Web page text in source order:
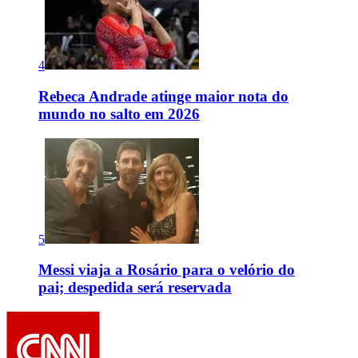
4
Rebeca Andrade atinge maior nota do
mundo no salto em 2026
5
Messi viaja a Rosário para o velório do
pai; despedida será reservada